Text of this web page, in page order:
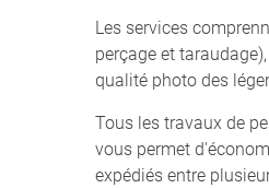
Les services
perçage et
qualité photo des
Tous les travaux de
vous permet
expédiés entre